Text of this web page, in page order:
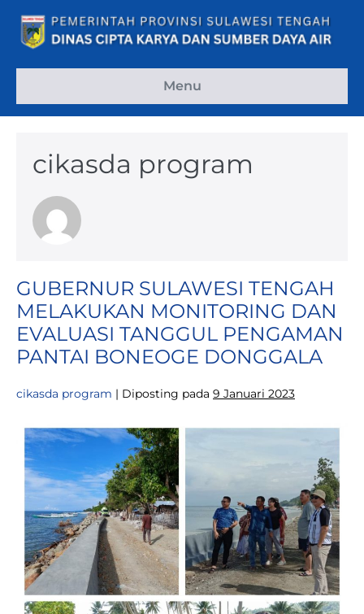
konten
Menu
cikasda program
GUBERNUR SULAWESI TENGAH
MELAKUKAN MONITORING DAN
EVALUASI TANGGUL PENGAMAN
PANTAI BONEOGE DONGGALA
cikasda program | Diposting pada 9 Januari 2023
GUBERNUR
SULAWESI
TENGAH
MELAKUKAN
MONITORING
DAN
EVALUASI
TANGGUL
PENGAMAN